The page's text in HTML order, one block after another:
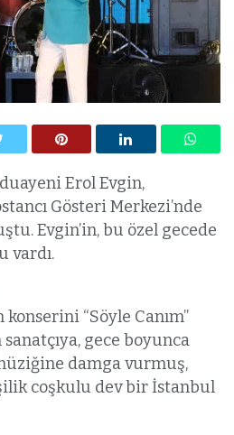
Erol Evgin,
Gösteri Merkezi’nde
Evgin’in, bu özel gecede
vardı.
“Söyle Canım”
gece boyunca
damga vurmuş,
coşkulu dev bir İstanbul